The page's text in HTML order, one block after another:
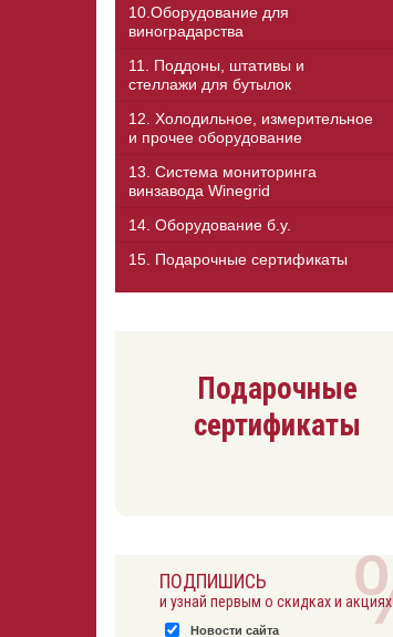
10.Оборудование для
виноградарства
11. Поддоны, штативы и
стеллажи для бутылок
12. Холодильное, измерительное
и прочее оборудование
13. Cистема мониторинга
винзавода Winegrid
14. Оборудование б.у.
15. Подарочные сертификаты
Подарочные
сертификаты
ПОДПИШИСЬ
и узнай первым о скидках и акциях
Новости сайта